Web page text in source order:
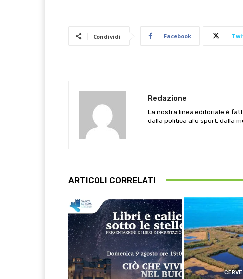
Condividi Facebook
Redazione
La nostra linea editoriale è
dalla politica allo sport, dalla
ARTICOLI CORRELATI